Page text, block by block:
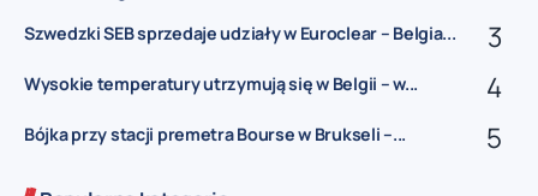
Szwedzki SEB sprzedaje udziały w Euroclear – Belgia...
Wysokie temperatury utrzymują się w Belgii – w...
Bójka przy stacji premetra Bourse w Brukseli –...